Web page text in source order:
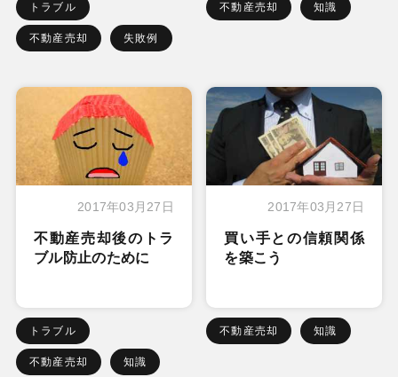
トラブル
不動産売却 失敗例
不動産売却 知識
2017年03月27日
不動産売却後のトラ
ブル防止のために
トラブル
不動産売却 知識
2017年03月27日
買い手との信頼関係
を築こう
不動産売却 知識